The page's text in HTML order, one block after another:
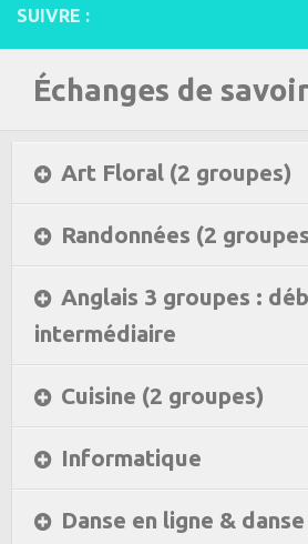
SUIVRE :
Échanges de
Art Floral (2 groupes)
Randonnées (2
Anglais 3 groupes :
intermédiaire
Cuisine (2 groupes)
Informatique
Danse en ligne &